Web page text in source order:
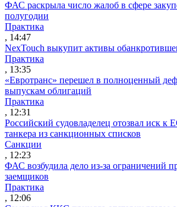
ФАС раскрыла число жалоб в сфере
полугодии
Практика
, 14:47
NexTouch выкупит активы
Практика
, 13:35
«Евротранс» перешел в полноценный
выпускам облигаций
Практика
, 12:31
Российский судовладелец отозвал иск к
танкера из санкционных списков
Санкции
, 12:23
ФАС возбудила дело из-за ограничений
заемщиков
Практика
, 12:06